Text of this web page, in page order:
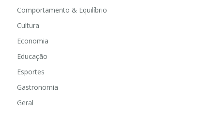
Comportamento & Equilíbrio
Cultura
Economia
Educação
Esportes
Gastronomia
Geral